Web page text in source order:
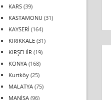
KARS (39)
KASTAMONU (31)
KAYSERİ (164)
KIRIKKALE (31)
KIRŞEHİR (19)
KONYA (168)
Kurtköy (25)
MALATYA (75)
MANİSA (96)